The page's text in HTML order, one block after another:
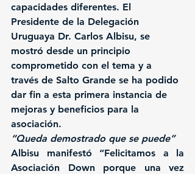
capacidades diferentes. El
Presidente de la Delegación
Uruguaya Dr. Carlos Albisu, se
mostró desde un principio
comprometido con el tema y a
través de Salto Grande se ha podido
dar fin a esta primera instancia de
mejoras y beneficios para la
asociación.
“Queda demostrado que se puede”
Albisu manifestó “Felicitamos a la
Asociación Down porque una vez